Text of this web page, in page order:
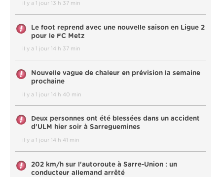
il y a 1 jour 13 h 37 min
Le foot reprend avec une nouvelle saison en Ligue 2
pour le FC Metz
il y a 1 jour 14 h 37 min
Nouvelle vague de chaleur en prévision la semaine
prochaine
il y a 1 jour 14 h 40 min
Deux personnes ont été blessées dans un accident
d’ULM hier soir à Sarreguemines
il y a 1 jour 14 h 41 min
202 km/h sur l'autoroute à Sarre-Union : un
conducteur allemand arrêté